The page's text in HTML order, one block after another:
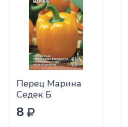
Перец Марина
Седек Б
8